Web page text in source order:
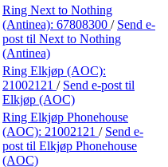
Ring Next to Nothing
(Antinea): 67808300 / Send e-
post til Next to Nothing
(Antinea)
Ring Elkjøp (AOC):
21002121 / Send e-post til
Elkjøp (AOC)
Ring Elkjøp Phonehouse
(AOC): 21002121 / Send e-
post til Elkjøp Phonehouse
(AOC)